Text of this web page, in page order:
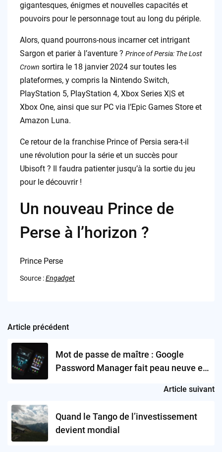
gigantesques, énigmes et nouvelles capacités et
pouvoirs pour le personnage tout au long du périple.
Alors, quand pourrons-nous incarner cet intrigant
Sargon et parier à l’aventure ? Prince of Persia: The Lost
Crown sortira le 18 janvier 2024 sur toutes les
plateformes, y compris la Nintendo Switch,
PlayStation 5, PlayStation 4, Xbox Series X|S et
Xbox One, ainsi que sur PC via l’Epic Games Store et
Amazon Luna.
Ce retour de la franchise Prince of Persia sera-t-il
une révolution pour la série et un succès pour
Ubisoft ? Il faudra patienter jusqu’à la sortie du jeu
pour le découvrir !
Un nouveau Prince de
Perse à l’horizon ?
Prince Perse
Source :Engadget
Post
navigation
Article précédent
Mot de passe de maître : Google
Password Manager fait peau neuve et
Article suivant
Quand le Tango de l’investissement
devient mondial